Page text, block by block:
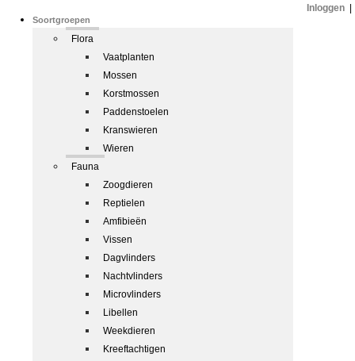
Soortgroepen
Flora
Vaatplanten
Mossen
Korstmossen
Paddenstoelen
Kranswieren
Wieren
Fauna
Zoogdieren
Reptielen
Amfibieën
Vissen
Dagvlinders
Nachtvlinders
Microvlinders
Libellen
Weekdieren
Kreeftachtigen
Inloggen